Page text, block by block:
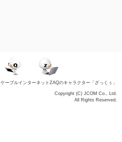
ケーブルインターネットZAQのキャラクター「ざっくぅ」
Copyright (C) JCOM Co., Ltd.
All Rights Reserved.